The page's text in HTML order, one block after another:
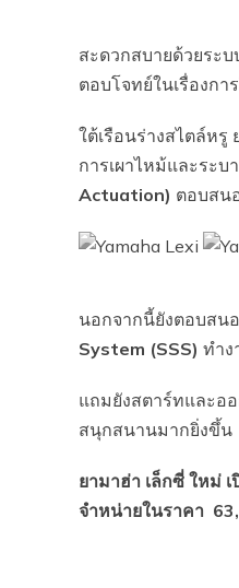
สะดวกสบายด้วยระ
ตอบโจทย์ในเรื่องกา
ใต้เรือนร่างสไตล์ห
การเผาไหม้และระ
Actuation) ตอบสน
นอกจากนี้ยังตอบสน
System (SSS) ทำง
แถมยังสตาร์ทและอ
สนุกสนานมากยิ่งขึ้น
ยามาฮ่า เล็กซี่ ใหม่
จำหน่ายในราคา 63